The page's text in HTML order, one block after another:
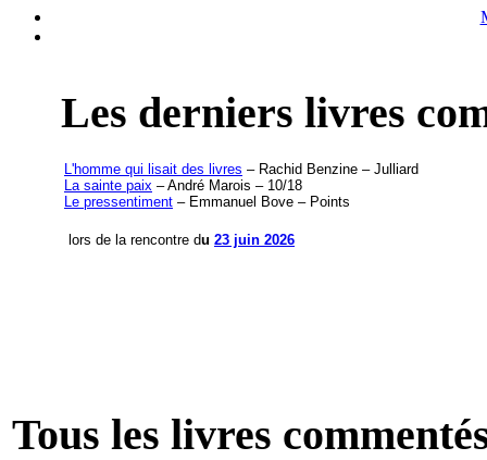
Les derniers livres
L'homme qui lisait des livres – Rachid Benzine – Julliard
La sainte paix – André Marois – 10/18
Le pressentiment – Emmanuel Bove – Points
lors de la rencontre du 23 juin 2026
Tous les livres